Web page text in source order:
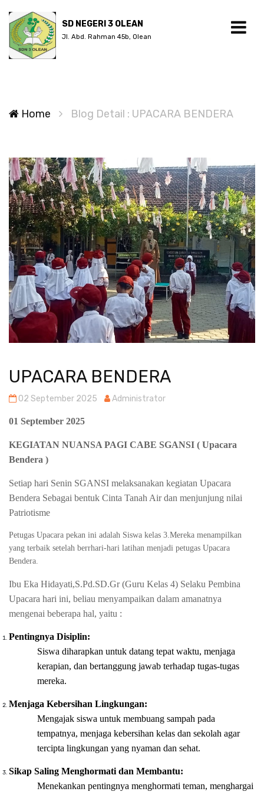
SD NEGERI 3 OLEAN
Jl. Abd. Rahman 45b, Olean
Home Blog Detail : UPACARA BENDERA
UPACARA BENDERA
02 September 2025 Administrator
01 September 2025
KEGIATAN NUANSA PAGI CABE SGANSI ( Upacara
Bendera )
Setiap hari Senin SGANSI melaksanakan kegiatan Upacara
Bendera Sebagai bentuk Cinta Tanah Air dan menjunjung nilai
Patriotisme
Petugas Upacara pekan ini adalah Siswa kelas 3.Mereka menampilkan
yang terbaik setelah berrhari-hari latihan menjadi petugas Upacara
Bendera.
Ibu Eka Hidayati,S.Pd.SD.Gr (Guru Kelas 4) Selaku Pembina
Upacara hari ini, beliau menyampaikan dalam amanatnya
mengenai beberapa hal, yaitu :
Pentingnya Disiplin:
Siswa diharapkan untuk datang tepat waktu, menjaga
kerapian, dan bertanggung jawab terhadap tugas-tugas
mereka.
Menjaga Kebersihan Lingkungan:
Mengajak siswa untuk membuang sampah pada
tempatnya, menjaga kebersihan kelas dan sekolah agar
tercipta lingkungan yang nyaman dan sehat.
Sikap Saling Menghormati dan Membantu:
Menekankan pentingnya menghormati teman, menghargai